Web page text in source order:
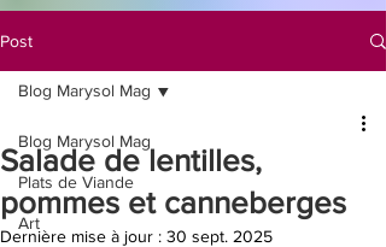
Post
Blog Marysol Mag
Plats de Viande
Art
Blog Marysol Mag
Salade de lentilles,
pommes et canneberges
Dernière mise à jour : 30 sept. 2025